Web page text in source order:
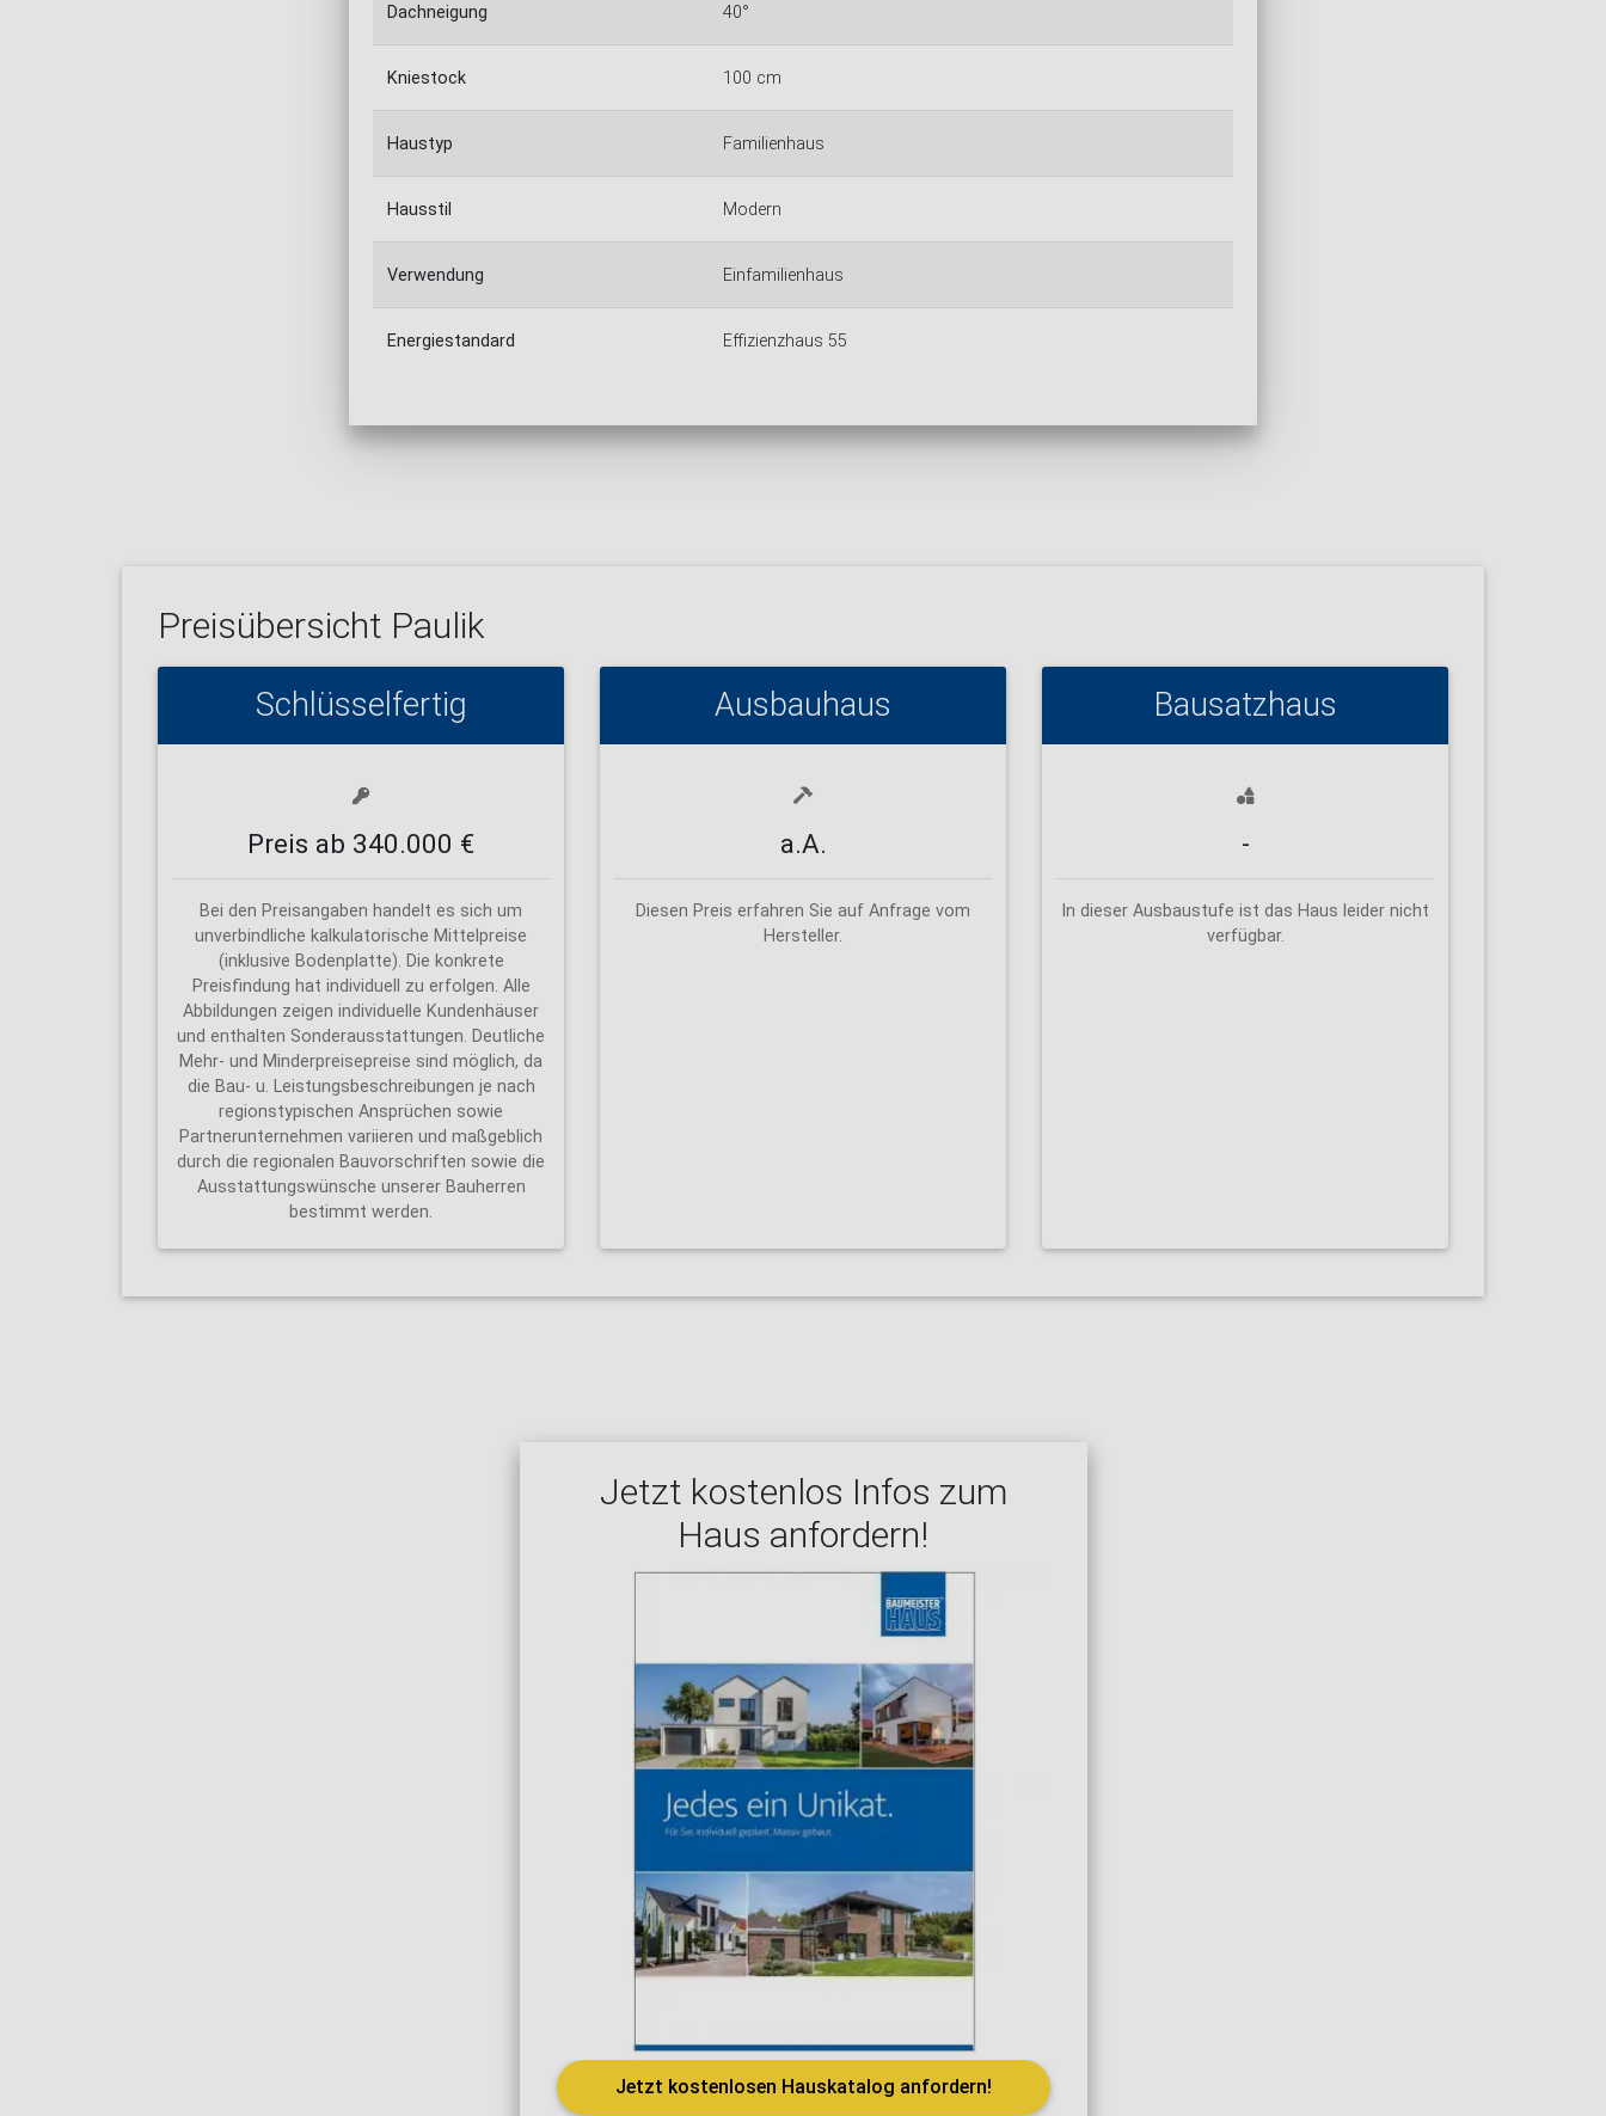
Dachneigung 40°
Kniestock 100 cm
Haustyp Familienhaus
Hausstil Modern
Verwendung Einfamilienhaus
Energiestandard Effizienzhaus 55
Preisübersicht Paulik
Schlüsselfertig
Preis ab 340.000 €
Bei den Preisangaben handelt es sich um
unverbindliche kalkulatorische Mittelpreise
(inklusive Bodenplatte). Die konkrete
Preisfindung hat individuell zu erfolgen. Alle
Abbildungen zeigen individuelle Kundenhäuser
und enthalten Sonderausstattungen. Deutliche
Mehr- und Minderpreisepreise sind möglich, da
die Bau- u. Leistungsbeschreibungen je nach
regionstypischen Ansprüchen sowie
Partnerunternehmen variieren und maßgeblich
durch die regionalen Bauvorschriften sowie die
Ausstattungswünsche unserer Bauherren
bestimmt werden.
Ausbauhaus
a.A.
Diesen Preis erfahren Sie auf Anfrage vom
Hersteller.
Bausatzhaus
-
In dieser Ausbaustufe ist das Haus leider nicht
verfügbar.
Jetzt kostenlos Infos zum
Haus anfordern!
Jetzt kostenlosen Hauskatalog anfordern!